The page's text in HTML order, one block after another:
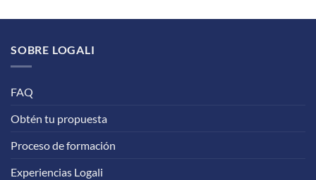
SOBRE LOGALI
FAQ
Obtén tu propuesta
Proceso de formación
Experiencias Logali